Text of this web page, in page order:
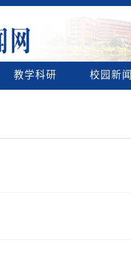
教学科研 校园新闻